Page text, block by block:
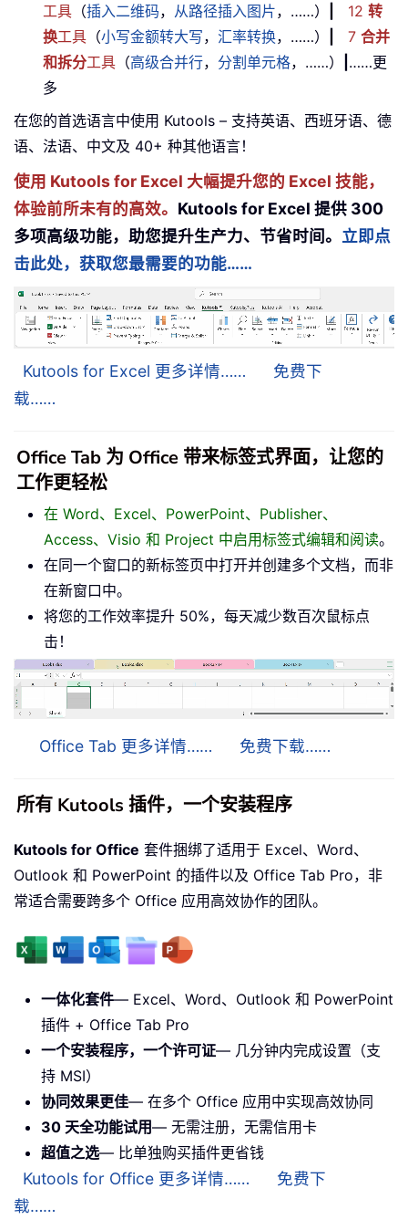
工具 （插入二维码， 从路径插入图片，……） 12 转
换工具 （小写金额转大写， 汇率转换，……） 7 合并
和拆分工具 （高级合并行， 分割单元格，……）
……更
多
在您的首选语言中使用 Kutools – 支持英语、西班牙语、德
语、法语、中文及 40+ 种其他语言！
使用 Kutools for Excel 大幅提升您的 Excel 技能，
体验前所未有的高效。 Kutools for Excel 提供 300
多项高级功能，助您提升生产力、节省时间。 立即点
击此处，获取您最需要的功能……
Kutools for Excel 更多详情……
免费下
载……
Office Tab 为 Office 带来标签式界面，让您的
工作更轻松
在 Word、Excel、PowerPoint、Publisher、
Access、Visio 和 Project 中启用标签式编辑和阅读。
在同一个窗口的新标签页中打开并创建多个文档，而非
在新窗口中。
将您的工作效率提升 50%，每天减少数百次鼠标点
击！
Office Tab 更多详情…… 免费下载……
所有 Kutools 插件，一个安装程序
Kutools for Office 套件捆绑了适用于 Excel、Word、
Outlook 和 PowerPoint 的插件以及 Office Tab Pro，非
常适合需要跨多个 Office 应用高效协作的团队。
一体化套件— Excel、Word、Outlook 和 PowerPoint
插件 + Office Tab Pro
一个安装程序，一个许可证— 几分钟内完成设置（支
持 MSI）
协同效果更佳— 在多个 Office 应用中实现高效协同
30 天全功能试用— 无需注册，无需信用卡
超值之选— 比单独购买插件更省钱
Kutools for Office 更多详情……
免费下
载……